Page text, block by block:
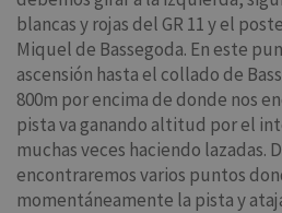
blancas y rojas del GR 11 y el
Miquel de Bassegoda. En este
ascensión hasta el collado de
800m por encima de donde nos
pista va ganando altitud por el
muchas veces haciendo lazadas.
encontraremos varios puntos
momentáneamente la pista y